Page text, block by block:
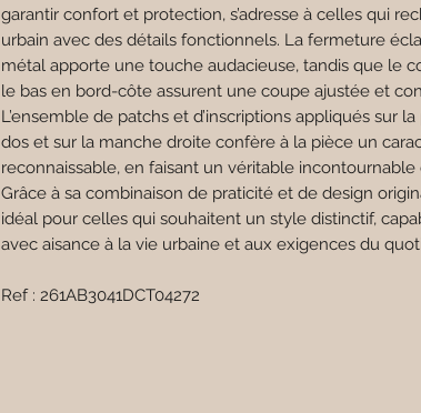
garantir confort et protection, s’adresse à celles qui
urbain avec des détails fonctionnels. La fermeture
métal apporte une touche audacieuse, tandis que le
le bas en bord-côte assurent une coupe ajustée et
L’ensemble de patchs et d’inscriptions appliqués sur
dos et sur la manche droite confère à la pièce un
reconnaissable, en faisant un véritable incontournable
Grâce à sa combinaison de praticité et de design
idéal pour celles qui souhaitent un style distinctif,
avec aisance à la vie urbaine et aux exigences du
Ref : 261AB3041DCT04272